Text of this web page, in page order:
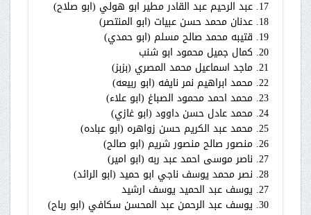
17. عبد الرحيم عبد القادر مطير ابو هولي (ابو صلاح)
18. عدنان محمد حسن عبيات (ابو المنتصر)
19. قتيبه محمد صالح مسلم (ابو حمدي)
20. كمال جميل محمود ابو شنب
21. ماجد اسماعيل محمد المصري (بزبز)
22. محمد ابراهيم نمر نايفه (ابو ربيعه)
23. محمد احمد محمود الصباغ (ابو علاء)
24. محمد عادل حسن داوود (ابو غازي)
25. محمد عبد الكريم حسن زواهره (ابو عباده)
26. منصور صالح منصور شريم (ابو صالح)
27. ناصر موسى احمد عبد ربه (ابو امير)
28. نصر محمد يوسف ناجي ابو حميد (ابو الرائد)
27. يوسف عبد الحميد يوسف ارشيد
30. يوسف عبد الرحمن عبد المحسن سكافي (ابو رباح)